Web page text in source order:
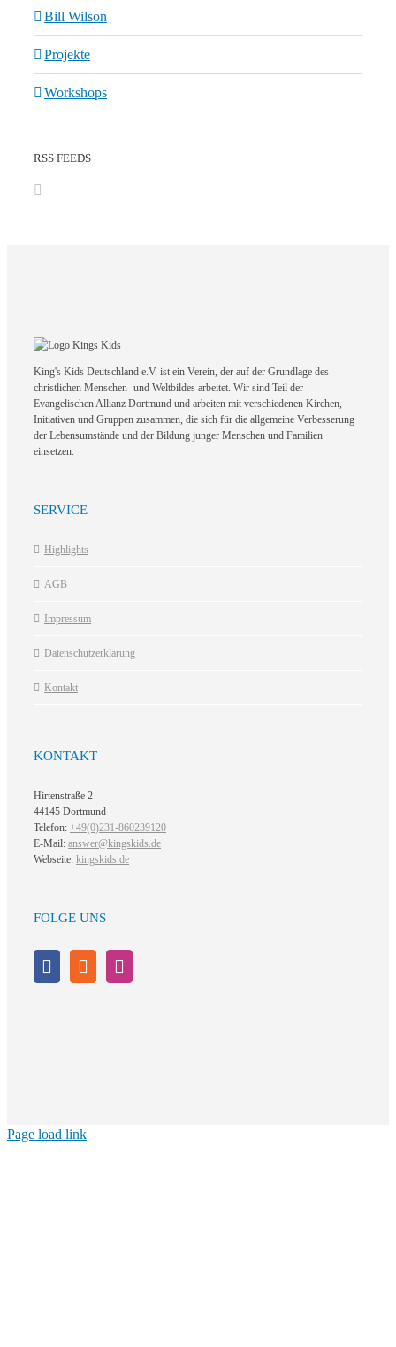
Bill Wilson
Projekte
Workshops
RSS FEEDS
King's Kids Deutschland e.V. ist ein Verein, der auf der Grundlage des
christlichen Menschen- und Weltbildes arbeitet. Wir sind Teil der
Evangelischen Allianz Dortmund und arbeiten mit verschiedenen Kirchen,
Initiativen und Gruppen zusammen, die sich für die allgemeine Verbesserung
der Lebensumstände und der Bildung junger Menschen und Familien
einsetzen.
SERVICE
Highlights
AGB
Impressum
Datenschutzerklärung
Kontakt
KONTAKT
Hirtenstraße 2
44145 Dortmund
Telefon: +49(0)231-860239120
E-Mail: answer@kingskids.de
Webseite: kingskids.de
FOLGE UNS
Page load link